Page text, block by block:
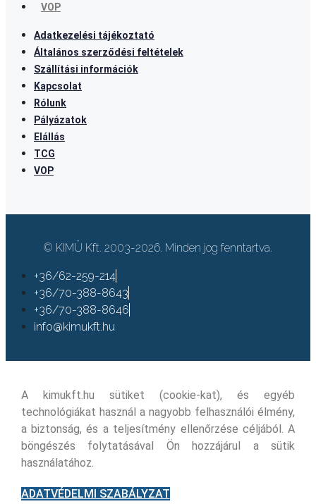
VOP
Adatkezelési tájékoztató
Általános szerződési feltételek
Szállítási információk
Kapcsolat
Rólunk
Pályázatok
Elállás
TCG
VOP
© KIMÜ Kft. 2003-2026. Minden jog fenntartva.
+36/62-259-214
+36/70-388-8643
+36/70-388-8646
info@kimukft.hu
A kimukft.hu sütiket (cookie-kat), és egyéb
technológiákat használ a nagyobb felhasználói élmény,
a biztonság, és a teljesítmény ellenőrzése céljából. A
böngészés folytatásával Ön hozzájárul a sütik
használatához.
ADATVÉDELMI SZABÁLYZAT